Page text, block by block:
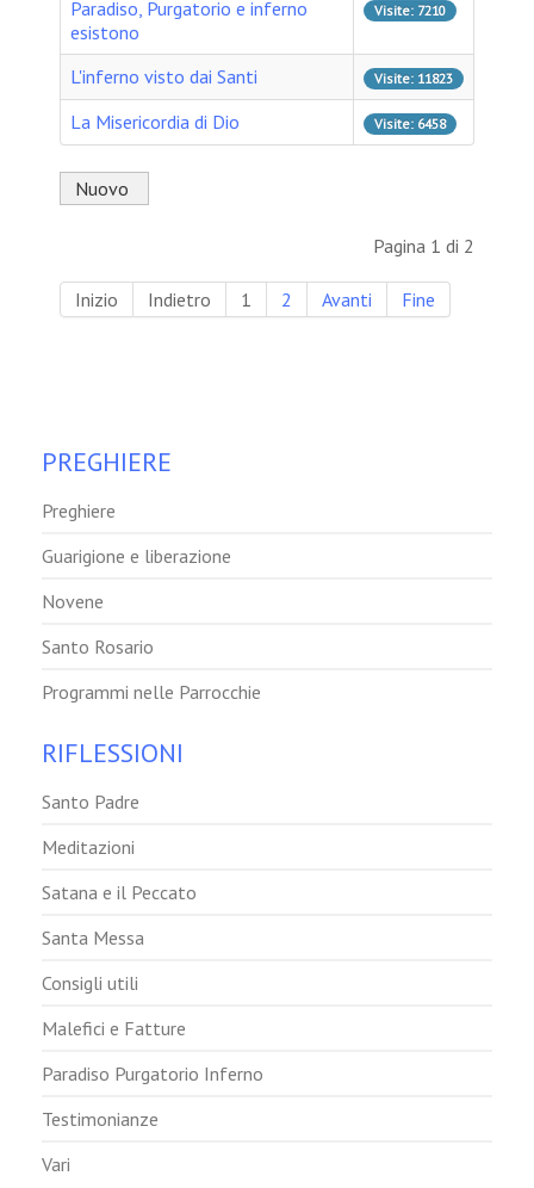
Paradiso, Purgatorio e inferno
esistono
Visite: 7210
L'inferno visto dai Santi Visite: 11823
La Misericordia di Dio Visite: 6458
Nuovo
Pagina 1 di 2
Inizio Indietro 1 2 Avanti Fine
PREGHIERE
Preghiere
Guarigione e liberazione
Novene
Santo Rosario
Programmi nelle Parrocchie
RIFLESSIONI
Santo Padre
Meditazioni
Satana e il Peccato
Santa Messa
Consigli utili
Malefici e Fatture
Paradiso Purgatorio Inferno
Testimonianze
Vari